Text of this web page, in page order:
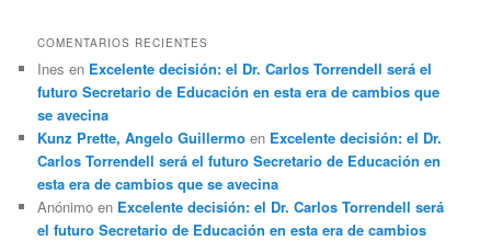
COMENTARIOS RECIENTES
Ines en Excelente decisión: el Dr. Carlos Torrendell será el
futuro Secretario de Educación en esta era de cambios que
se avecina
Kunz Prette, Angelo Guillermo en Excelente decisión: el Dr.
Carlos Torrendell será el futuro Secretario de Educación en
esta era de cambios que se avecina
Anónimo en Excelente decisión: el Dr. Carlos Torrendell será
el futuro Secretario de Educación en esta era de cambios